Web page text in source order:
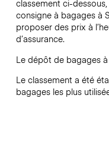
classement ci-
consigne à bagages à
proposer des prix à
d’assurance.
Le dépôt de bagages à
Le classement a été
bagages les plus